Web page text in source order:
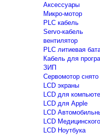
Аксессуары
Микро-мотор
PLC кабель
Servo-кабель
вентилятор
PLC литиевая
Кабель для
ЗИП
Сервомотор
LCD экраны
LCD для
LCD для Apple
LCD
LCD
LCD Ноутбука